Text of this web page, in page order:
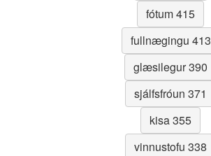
fótum 415
fullnægingu 413
glæsilegur 390
sjálfsfróun 371
kisa 355
vinnustofu 338